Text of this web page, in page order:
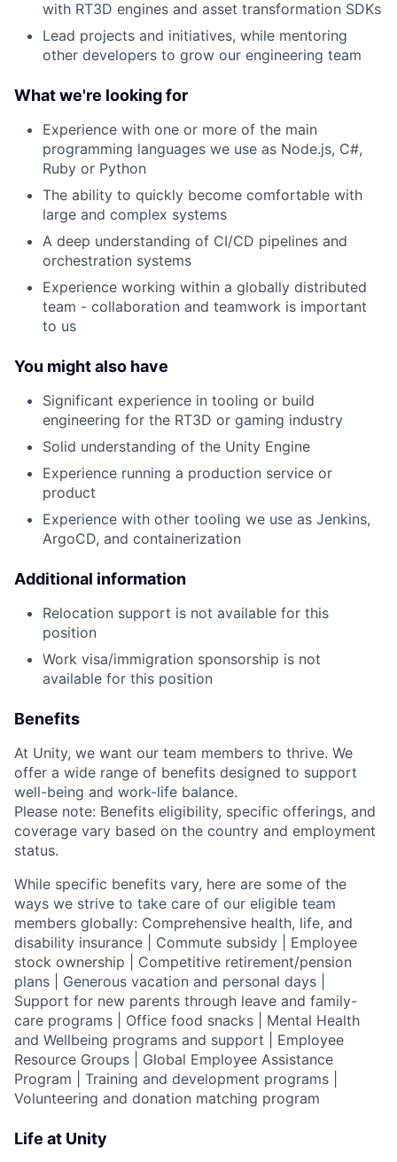
with RT3D engines and asset transformation SDKs
Lead projects and initiatives, while mentoring
other developers to grow our engineering team
What we're looking for
Experience with one or more of the main
programming languages we use as Node.js, C#,
Ruby or Python
The ability to quickly become comfortable with
large and complex systems
A deep understanding of CI/CD pipelines and
orchestration systems
Experience working within a globally distributed
team - collaboration and teamwork is important
to us
You might also have
Significant experience in tooling or build
engineering for the RT3D or gaming industry
Solid understanding of the Unity Engine
Experience running a production service or
product
Experience with other tooling we use as Jenkins,
ArgoCD, and containerization
Additional information
Relocation support is not available for this
position
Work visa/immigration sponsorship is not
available for this position
Benefits
At Unity, we want our team members to thrive. We
offer a wide range of benefits designed to support
well-being and work-life balance.
Please note: Benefits eligibility, specific offerings, and
coverage vary based on the country and employment
status.
While specific benefits vary, here are some of the
ways we strive to take care of our eligible team
members globally: Comprehensive health, life, and
disability insurance | Commute subsidy | Employee
stock ownership | Competitive retirement/pension
plans | Generous vacation and personal days |
Support for new parents through leave and family-
care programs | Office food snacks | Mental Health
and Wellbeing programs and support | Employee
Resource Groups | Global Employee Assistance
Program | Training and development programs |
Volunteering and donation matching program
Life at Unity